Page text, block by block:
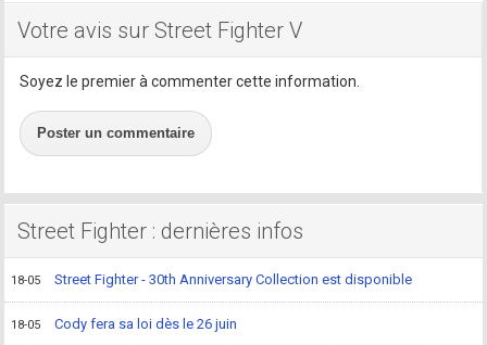
Votre avis sur Street Fighter V
Soyez le premier à commenter cette information.
Poster un commentaire
Street Fighter : dernières infos
18-05 Street Fighter - 30th Anniversary Collection est disponible
18-05 Cody fera sa loi dès le 26 juin